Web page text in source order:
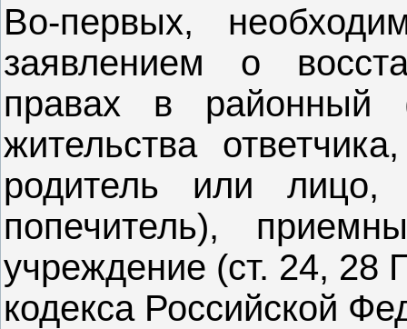
Во-первых,
заявлением о
правах в районный
жительства
родитель или лицо,
попечитель),
учреждение (ст. 24, 28
кодекса Российской